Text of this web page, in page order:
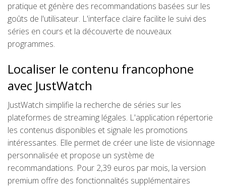
pratique et génère des recommandations basées sur les
goûts de l'utilisateur. L'interface claire facilite le suivi des
séries en cours et la découverte de nouveaux
programmes.
Localiser le contenu francophone
avec JustWatch
JustWatch simplifie la recherche de séries sur les
plateformes de streaming légales. L'application répertorie
les contenus disponibles et signale les promotions
intéressantes. Elle permet de créer une liste de visionnage
personnalisée et propose un système de
recommandations. Pour 2,39 euros par mois, la version
premium offre des fonctionnalités supplémentaires